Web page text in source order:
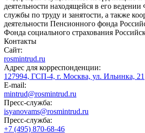
деятельности находящейся в его ведении
службы по труду и занятости, а также
деятельности Пенсионного фонда
Фонда социального страхования
Контакты
Сайт:
rosmintrud.ru
Адрес для корреспонденции:
127994, ГСП-4, г. Москва, ул. Ильинка, 21
E-mail:
mintrud@rosmintrud.ru
Пресс-служба:
isyanovams@rosmintrud.ru
Пресс-служба:
+7 (495) 870-68-46